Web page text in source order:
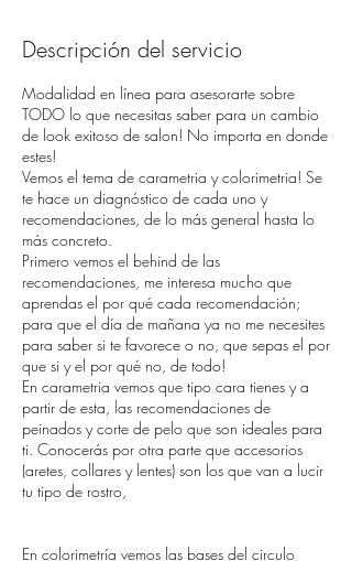
Descripción del servicio
Modalidad en línea para asesorarte sobre
TODO lo que necesitas saber para un cambio
de look exitoso de salon! No importa en donde
estes!
Vemos el tema de carametria y colorimetria! Se
te hace un diagnóstico de cada uno y
recomendaciones, de lo más general hasta lo
más concreto.
Primero vemos el behind de las
recomendaciones, me interesa mucho que
aprendas el por qué cada recomendación;
para que el día de mañana ya no me necesites
para saber si te favorece o no, que sepas el por
que si y el por qué no, de todo!
En carametria vemos que tipo cara tienes y a
partir de esta, las recomendaciones de
peinados y corte de pelo que son ideales para
ti. Conocerás por otra parte que accesorios
(aretes, collares y lentes) son los que van a lucir
tu tipo de rostro,
En colorimetría vemos las bases del circulo